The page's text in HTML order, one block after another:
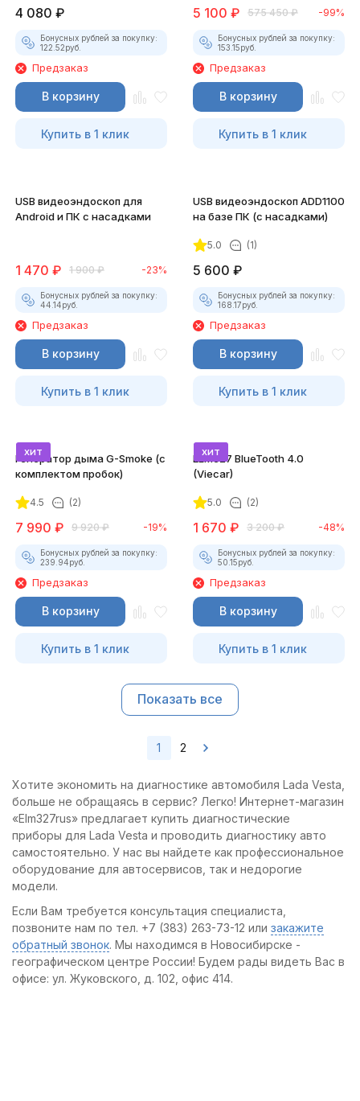
4 080 ₽
Бонусных рублей за покупку:
122.52руб.
Предзаказ
В корзину
Купить в 1 клик
5 100 ₽ 575 450 ₽ -99%
Бонусных рублей за покупку:
153.15руб.
Предзаказ
В корзину
Купить в 1 клик
USB видеоэндоскоп для
Android и ПК с насадками
1 470 ₽ 1 900 ₽ -23%
Бонусных рублей за покупку:
44.14руб.
Предзаказ
В корзину
Купить в 1 клик
USB видеоэндоскоп ADD1100
на базе ПК (с насадками)
5.0 (1)
5 600 ₽
Бонусных рублей за покупку:
168.17руб.
Предзаказ
В корзину
Купить в 1 клик
хит
Генератор дыма G-Smoke (c
комплектом пробок)
4.5 (2)
7 990 ₽ 9 920 ₽ -19%
Бонусных рублей за покупку:
239.94руб.
Предзаказ
В корзину
Купить в 1 клик
хит
ELM327 BlueTooth 4.0
(Viecar)
5.0 (2)
1 670 ₽ 3 200 ₽ -48%
Бонусных рублей за покупку:
50.15руб.
Предзаказ
В корзину
Купить в 1 клик
Показать все
1 2
Хотите экономить на диагностике автомобиля Lada Vesta,
больше не обращаясь в сервис? Легко! Интернет-магазин
«Elm327rus» предлагает купить диагностические
приборы для Lada Vesta и проводить диагностику авто
самостоятельно. У нас вы найдете как профессиональное
оборудование для автосервисов, так и недорогие
модели.
Если Вам требуется консультация специалиста,
позвоните нам по тел. +7 (383) 263-73-12 или закажите
обратный звонок. Мы находимся в Новосибирске -
географическом центре России! Будем рады видеть Вас в
офисе: ул. Жуковского, д. 102, офис 414.